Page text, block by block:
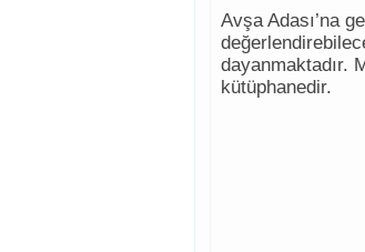
Avşa Adası’na
dayanmaktadır.
kütüphanedir.